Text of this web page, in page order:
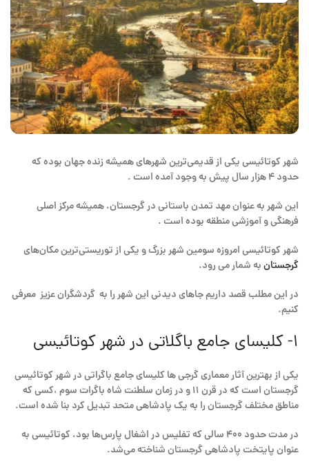
شهر کوتائیسی یکی از قدیمی‌ترین شهرهای همیشه زنده جهان بوده که
حدود 4 هزار سال پیش به وجود آمده است .
این شهر به عنوان مهد تمدن باستانی در گرجستان، همیشه مرکز اصلی
فرهنگی و آموزشی منطقه بوده است .
شهر کوتائیسی امروزه سومین شهر بزرگ و یکی از توریستی‌ترین مکان‌های
گرجستانبه شمار می رود.
در این مطلب قصد داریم جاهای دیدنی این شهر را به گردشگران عزیز معرفی
کنیم.
۱- کلیسای جامع باگلاتی در شهر کوتائیسی
یکی از بهترین آثار معماری گرجی ها کلیسای جامع باگراتی در شهر کوتائیسی
گرجستان است که در قرن 11 و در زمان سلطنت شاه باگرات سوم ،کسی که
مناطق مختلف گرجستان را به یک پادشاهی متحد تبدیل کرد بنا شده است.
در مدت حدود 400 سالی که تفلیس در اشغال پارس‌ها بود، کوتائیسی به
عنوان پایتخت پادشاهی گرجستان شناخته می‌شد.